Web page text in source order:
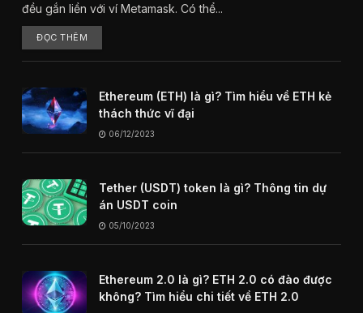
đều gắn liền với ví Metamask. Có thể...
ĐỌC THÊM
Ethereum (ETH) là gì? Tìm hiểu về ETH kẻ
thách thức vĩ đại
06/12/2023
Tether (USDT) token là gì? Thông tin dự
án USDT coin
05/10/2023
Ethereum 2.0 là gì? ETH 2.0 có đào được
không? Tìm hiểu chi tiết về ETH 2.0